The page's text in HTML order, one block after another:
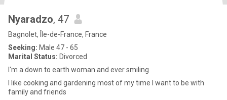
Nyaradzo, 47
Bagnolet, Île-de-France, France
Seeking: Male 47 - 65
Marital Status: Divorced
I'm a down to earth woman and ever smiling
I like cooking and gardening most of my time I want to be with
family and friends